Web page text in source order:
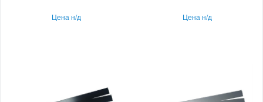
Цена н/д Цена н/д